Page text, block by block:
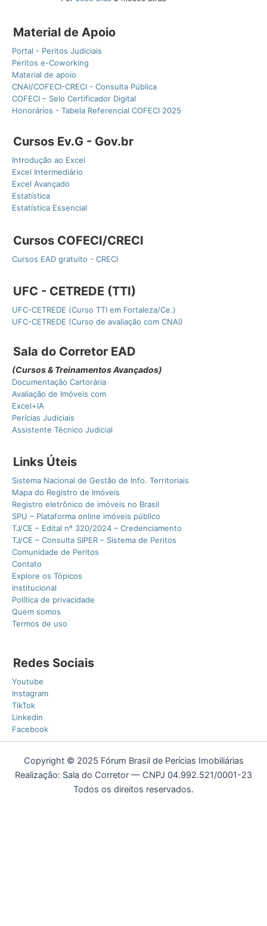
Material de Apoio
Portal - Peritos Judiciais
Peritos e-Coworking
Material de apoio
CNAI/COFECI-CRECI - Consulta Pública
COFECI – Selo Certificador Digital
Honorários - Tabela Referencial COFECI 2025
Cursos Ev.G - Gov.br
Introdução ao Excel
Excel Intermediário
Excel Avançado
Estatística
Estatística Essencial
Cursos COFECI/CRECI
Cursos EAD gratuito - CRECI
UFC - CETREDE (TTI)
UFC-CETREDE (Curso TTI em Fortaleza/Ce.)
UFC-CETREDE (Curso de avaliação com CNAI)
Sala do Corretor EAD
(Cursos & Treinamentos Avançados)
Documentação Cartorária
Avaliação de Imóveis com
Excel+IA
Perícias Judiciais
Assistente Técnico Judicial
Links Úteis
Sistema Nacional de Gestão de Info. Territoriais
Mapa do Registro de Imóveis
Registro eletrônico de imóveis no Brasil
SPU – Plataforma online imóveis público
TJ/CE – Edital nº 320/2024 – Credenciamento
TJ/CE – Consulta SIPER – Sistema de Peritos
Comunidade de Peritos
Contato
Explore os Tópicos
Institucional
Política de privacidade
Quem somos
Termos de uso
Redes Sociais
Youtube
Instagram
TikTok
Linkedin
Facebook
Copyright © 2025 Fórum Brasil de Perícias Imobiliárias
Realização: Sala do Corretor — CNPJ 04.992.521/0001-23
Todos os direitos reservados.